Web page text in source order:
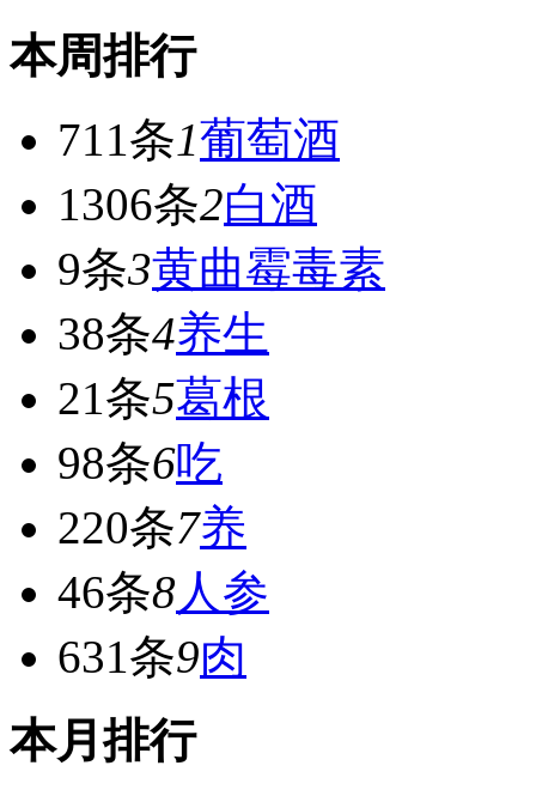
本周排行
711条1葡萄酒
1306条2白酒
9条3黄曲霉毒素
38条4养生
21条5葛根
98条6吃
220条7养
46条8 人参
631条9肉
本月排行